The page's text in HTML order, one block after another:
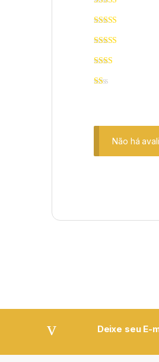
Não há
Deixe seu E-